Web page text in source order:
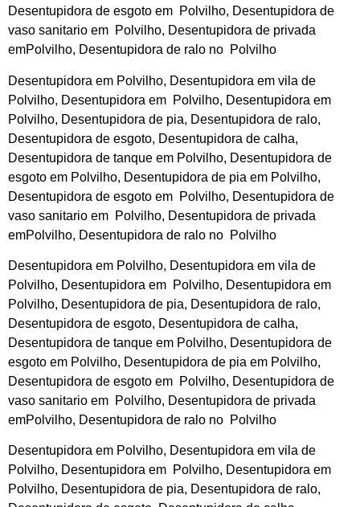
Desentupidora de esgoto em Polvilho, Desentupidora de
vaso sanitario em Polvilho, Desentupidora de privada
emPolvilho, Desentupidora de ralo no Polvilho
Desentupidora em Polvilho, Desentupidora em vila de
Polvilho, Desentupidora em Polvilho, Desentupidora em
Polvilho, Desentupidora de pia, Desentupidora de ralo,
Desentupidora de esgoto, Desentupidora de calha,
Desentupidora de tanque em Polvilho, Desentupidora de
esgoto em Polvilho, Desentupidora de pia em Polvilho,
Desentupidora de esgoto em Polvilho, Desentupidora de
vaso sanitario em Polvilho, Desentupidora de privada
emPolvilho, Desentupidora de ralo no Polvilho
Desentupidora em Polvilho, Desentupidora em vila de
Polvilho, Desentupidora em Polvilho, Desentupidora em
Polvilho, Desentupidora de pia, Desentupidora de ralo,
Desentupidora de esgoto, Desentupidora de calha,
Desentupidora de tanque em Polvilho, Desentupidora de
esgoto em Polvilho, Desentupidora de pia em Polvilho,
Desentupidora de esgoto em Polvilho, Desentupidora de
vaso sanitario em Polvilho, Desentupidora de privada
emPolvilho, Desentupidora de ralo no Polvilho
Desentupidora em Polvilho, Desentupidora em vila de
Polvilho, Desentupidora em Polvilho, Desentupidora em
Polvilho, Desentupidora de pia, Desentupidora de ralo,